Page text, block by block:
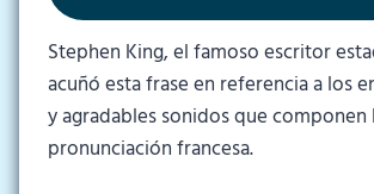
Stephen King, el famoso escritor
acuñó esta frase en referencia a los
y agradables sonidos que componen
pronunciación francesa.